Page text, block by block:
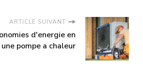
ARTICLE SUIVANT
d'energie en
pompe a chaleur